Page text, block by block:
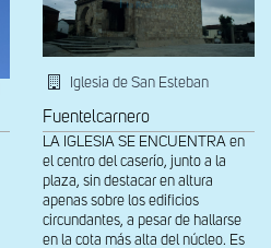
Iglesia de San Esteban
Fuentelcarnero
LA IGLESIA SE ENCUENTRA en
el centro del caserío, junto a la
plaza, sin destacar en altura
apenas sobre los edificios
circundantes, a pesar de hallarse
en la cota más alta del núcleo. Es